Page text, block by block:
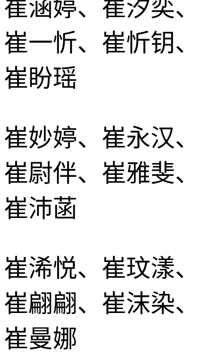
崔涵婷、崔汐奕、
崔一忻、崔忻钥、
崔盼瑶
崔妙婷、崔永汉、
崔尉伴、崔雅斐、
崔沛菡
崔浠悦、崔玟漾、
崔翩翩、崔沫染、
崔曼娜